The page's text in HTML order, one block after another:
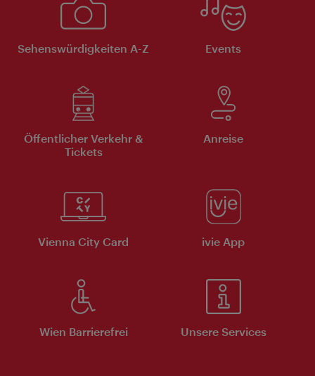
Sehenswürdigkeiten A-Z Events
Öffentlicher Verkehr &
Tickets
Anreise
Vienna City Card ivie App
Wien Barrierefrei Unsere Services